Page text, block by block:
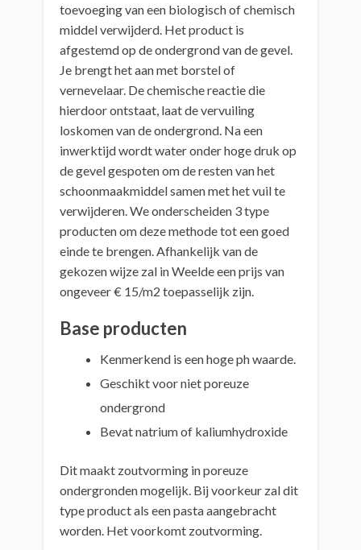
toevoeging van een biologisch of chemisch
middel verwijderd. Het product is
afgestemd op de ondergrond van de gevel.
Je brengt het aan met borstel of
vernevelaar. De chemische reactie die
hierdoor ontstaat, laat de vervuiling
loskomen van de ondergrond. Na een
inwerktijd wordt water onder hoge druk op
de gevel gespoten om de resten van het
schoonmaakmiddel samen met het vuil te
verwijderen. We onderscheiden 3 type
producten om deze methode tot een goed
einde te brengen. Afhankelijk van de
gekozen wijze zal in Weelde een prijs van
ongeveer € 15/m2 toepasselijk zijn.
Base producten
Kenmerkend is een hoge ph waarde.
Geschikt voor niet poreuze
ondergrond
Bevat natrium of kaliumhydroxide
Dit maakt zoutvorming in poreuze
ondergronden mogelijk. Bij voorkeur zal dit
type product als een pasta aangebracht
worden. Het voorkomt zoutvorming.